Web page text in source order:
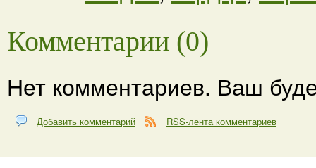
Комментарии (0)
Нет комментариев. Ваш
Добавить комментарий RSS-лента комментариев